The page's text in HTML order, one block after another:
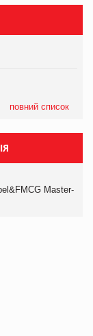
повний список
Master-